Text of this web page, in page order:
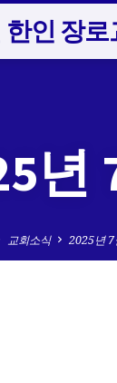
인 장로
년
교회소식 2025년 7